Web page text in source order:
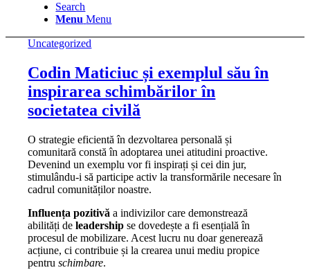
Search
Menu Menu
Uncategorized
Codin Maticiuc și exemplul său în
inspirarea schimbărilor în
societatea civilă
O strategie eficientă în dezvoltarea personală și
comunitară constă în adoptarea unei atitudini proactive.
Devenind un exemplu vor fi inspirați și cei din jur,
stimulându-i să participe activ la transformările necesare în
cadrul comunităților noastre.
Influența pozitivă a indivizilor care demonstrează
abilități deleadership se dovedește a fi esențială în
procesul de mobilizare. Acest lucru nu doar generează
acțiune, ci contribuie și la crearea unui mediu propice
pentruschimbare.